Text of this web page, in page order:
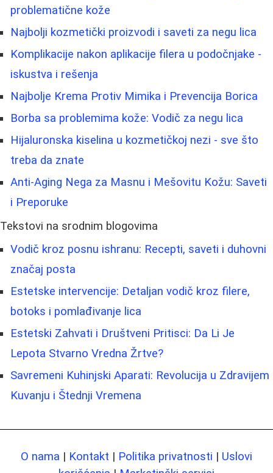
problematične kože
Najbolji kozmetički proizvodi i saveti za negu lica
Komplikacije nakon aplikacije filera u podočnjake -
iskustva i rešenja
Najbolje Krema Protiv Mimika i Prevencija Borica
Borba sa problemima kože: Vodič za negu lica
Hijaluronska kiselina u kozmetičkoj nezi - sve što
treba da znate
Anti-Aging Nega za Masnu i Mešovitu Kožu: Saveti
i Preporuke
Tekstovi na srodnim blogovima
Vodič kroz posnu ishranu: Recepti, saveti i duhovni
značaj posta
Estetske intervencije: Detaljan vodič kroz filere,
botoks i pomlađivanje lica
Estetski Zahvati i Društveni Pritisci: Da Li Je
Lepota Stvarno Vredna Žrtve?
Savremeni Kuhinjski Aparati: Revolucija u Zdravijem
Kuvanju i Štednji Vremena
O nama | Kontakt | Politika privatnosti | Uslovi